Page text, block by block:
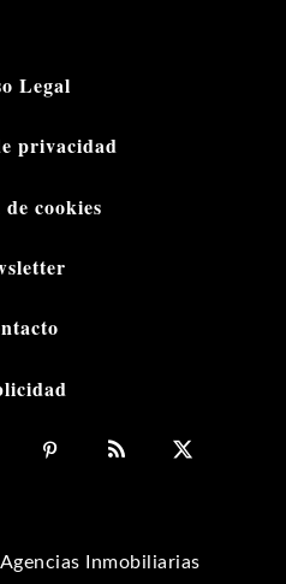
Legal
privacidad
cookies
Agencias Inmobiliarias